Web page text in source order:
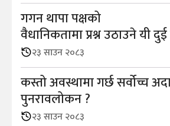
गगन थापा पक्षको
वैधानिकतामा प्रश्न उठाउने यी
२३ साउन २०८३
कस्तो अवस्थामा गर्छ सर्वोच्च
पुनरावलोकन ?
२३ साउन २०८३